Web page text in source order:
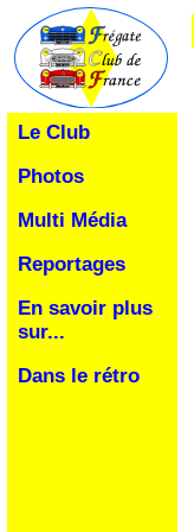
Le Club
Photos
Multi Média
Reportages
En savoir plus
sur...
Dans le rétro